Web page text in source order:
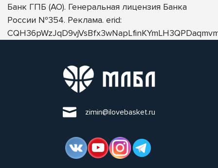
Банк ГПБ (АО). Генеральная лицензия Банка
России №354. Реклама. erid:
zimin@ilovebasket.ru